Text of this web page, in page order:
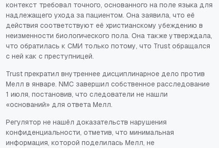
контекст требовал точного, основанного на поле языка для
надлежащего ухода за пациентом. Она заявила, что её
действия соответствуют её христианскому убеждению в
неизменности биологического пола. Она также утверждала,
что обратилась к СМИ только потому, что Trust обращался
с ней как с преступницей.
Trust прекратил внутреннее дисциплинарное дело против
Мелл в январе. NMC завершил собственное расследование
1 июля, постановив, что следователи не нашли
«оснований» для ответа Мелл.
Регулятор не нашёл доказательств нарушения
конфиденциальности, отметив, что минимальная
информация, которой поделилась Мелл, не